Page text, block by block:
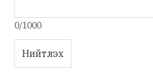
0/1000
Нийтлэх